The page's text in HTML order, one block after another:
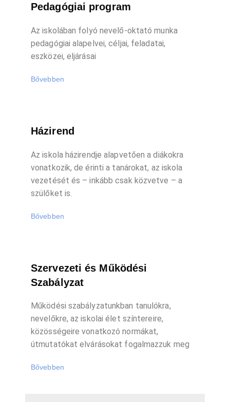
Pedagógiai program
Az iskolában folyó nevelő-oktató munka
pedagógiai alapelvei, céljai, feladatai,
eszközei, eljárásai
Bővebben
Házirend
Az iskola házirendje alapvetően a diákokra
vonatkozik, de érinti a tanárokat, az iskola
vezetését és – inkább csak közvetve – a
szülőket is.
Bővebben
Szervezeti és Működési
Szabályzat
Működési szabályzatunkban tanulókra,
nevelőkre, az iskolai élet színtereire,
közösségeire vonatkozó normákat,
útmutatókat elvárásokat fogalmazzuk meg
Bővebben